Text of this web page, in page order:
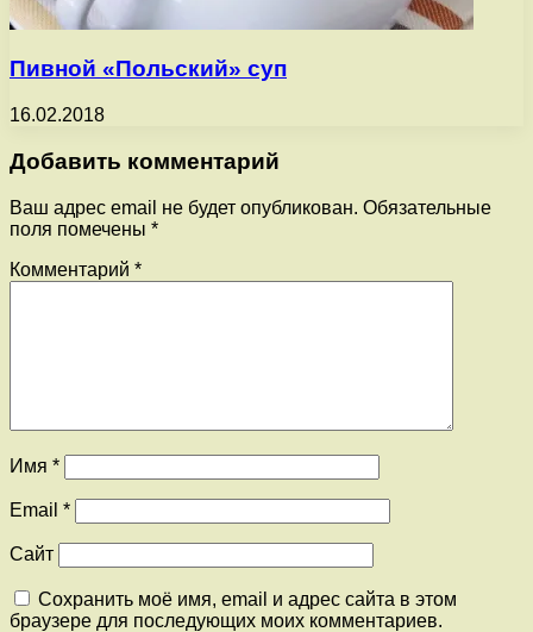
Пивной «Польский» суп
16.02.2018
Добавить комментарий
Ваш адрес email не будет опубликован. Обязательные
поля помечены *
Комментарий *
Имя *
Email *
Сайт
Сохранить моё имя, email и адрес сайта в этом
браузере для последующих моих комментариев.